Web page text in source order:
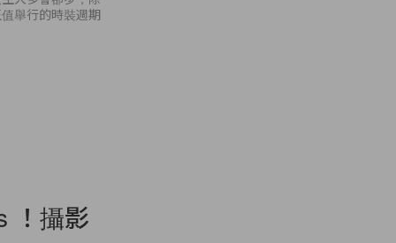
舉行的時裝週期
！攝影